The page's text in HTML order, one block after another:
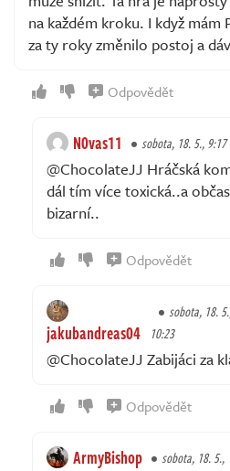
na každém kroku. I když mám
za ty roky změnilo postoj a
Odpovědět
N0vas11 sobota, 18. 5., 9:17
@ChocolateJJ Hráčská
dál tím více toxická..a
bizarní..
Odpovědět
jakubandreas04
sobota, 18.
10:23
@ChocolateJJ Zabijáci za
Odpovědět
ArmyBishop sobota, 18. 5.,